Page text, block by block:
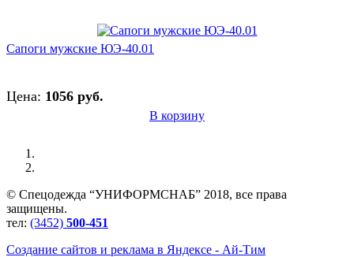
Сапоги мужские ЮЭ-40.01
Цена: 1056 руб.
В корзину
© Спецодежда “УНИФОРМСНАБ” 2018, все права
защищены.
тел: (3452) 500-451
Создание сайтов и реклама в Яндексе - Ай-Тим